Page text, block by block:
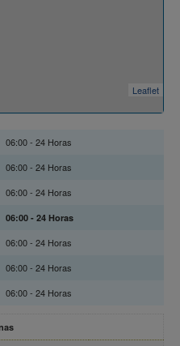
Leaflet
06:00 - 24 Horas
06:00 - 24 Horas
06:00 - 24 Horas
06:00 - 24 Horas
06:00 - 24 Horas
06:00 - 24 Horas
06:00 - 24 Horas